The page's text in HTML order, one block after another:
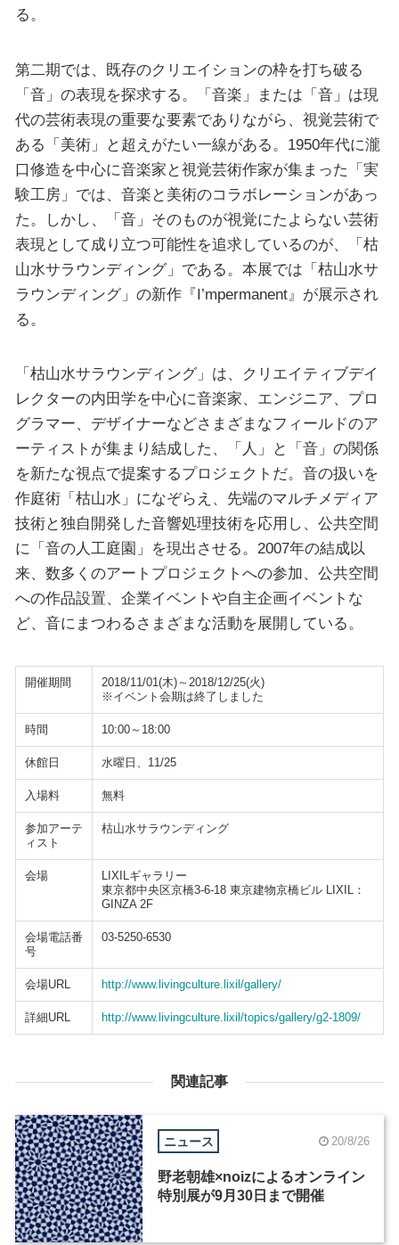
る。
第二期では、既存のクリエイションの枠を打ち破る
「音」の表現を探求する。「音楽」または「音」は現
代の芸術表現の重要な要素でありながら、視覚芸術で
ある「美術」と超えがたい一線がある。1950年代に瀧
口修造を中心に音楽家と視覚芸術作家が集まった「実
験工房」では、音楽と美術のコラボレーションがあっ
た。しかし、「音」そのものが視覚にたよらない芸術
表現として成り立つ可能性を追求しているのが、「枯
山水サラウンディング」である。本展では「枯山水サ
ラウンディング」の新作『I’mpermanent』が展示され
る。
「枯山水サラウンディング」は、クリエイティブデイ
レクターの内田学を中心に音楽家、エンジニア、プロ
グラマー、デザイナーなどさまざまなフィールドのア
ーティストが集まり結成した、「人」と「音」の関係
を新たな視点で提案するプロジェクトだ。音の扱いを
作庭術「枯山水」になぞらえ、先端のマルチメディア
技術と独自開発した音響処理技術を応用し、公共空間
に「音の人工庭園」を現出させる。2007年の結成以
来、数多くのアートプロジェクトへの参加、公共空間
への作品設置、企業イベントや自主企画イベントな
ど、音にまつわるさまざまな活動を展開している。
開催期間
2018/11/01(木)～2018/12/25(火)
※イベント会期は終了しました
時間 10:00～18:00
休館日 水曜日、11/25
入場料 無料
参加アーテ
ィスト
枯山水サラウンディング
会場
LIXILギャラリー
東京都中央区京橋3-6-18 東京建物京橋ビル LIXIL：
GINZA 2F
会場電話番
号
03-5250-6530
会場URL http://www.livingculture.lixil/gallery/
詳細URL http://www.livingculture.lixil/topics/gallery/g2-1809/
関連記事
ニュース 20/8/26
野老朝雄×noizによるオンライン
特別展が9月30日まで開催